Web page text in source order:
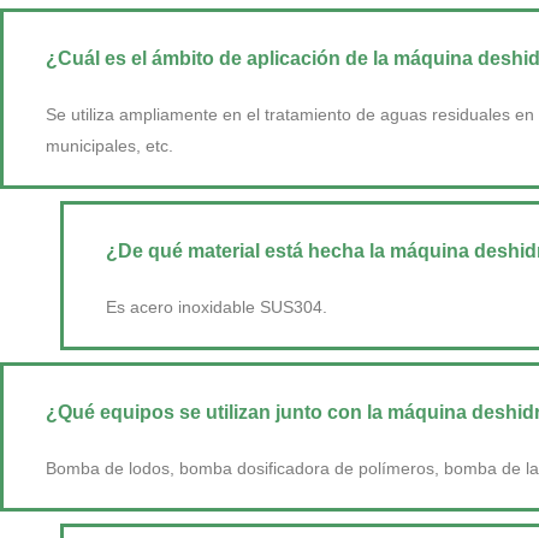
¿Cuál es el ámbito de aplicación de la máquina
Se utiliza ampliamente en el tratamiento de aguas residuales
municipales, etc.
¿De qué material está hecha la máquina
Es acero inoxidable SUS304.
¿Qué equipos se utilizan junto con la máquina
Bomba de lodos, bomba dosificadora de polímeros, bomba de